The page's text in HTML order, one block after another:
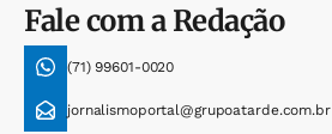
Fale com a Redação
(71) 99601-0020
jornalismoportal@grupoatarde.com.br